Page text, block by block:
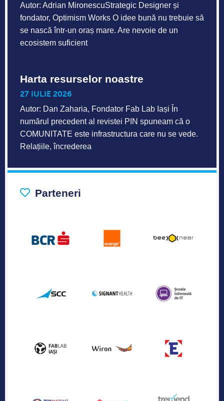
Autor: Adrian MironescuStrategic Designer și
fondator, Optimism Works O idee bună nu trebuie să
se nască într-un oraș mare. Are nevoie de un
ecosistem suficient
Harta resurselor noastre
27 IULIE 2026
Autor: Dan Zaharia, Fondator Fab Lab Iași În
numărul precedent al revistei PIN spuneam că o
COMUNITATE este infrastructura care nu se vede.
Relațiile, încrederea
Parteneri